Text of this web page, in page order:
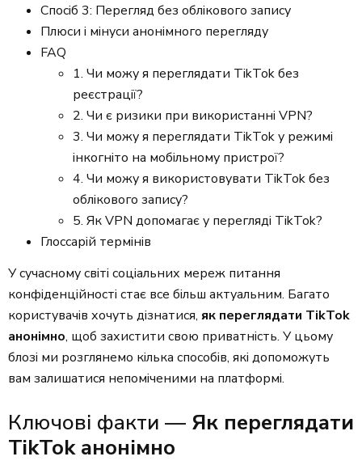
Спосіб 3: Перегляд без облікового запису
Плюси і мінуси анонімного перегляду
FAQ
1. Чи можу я переглядати TikTok без
реєстрації?
2. Чи є ризики при використанні VPN?
3. Чи можу я переглядати TikTok у режимі
інкогніто на мобільному пристрої?
4. Чи можу я використовувати TikTok без
облікового запису?
5. Як VPN допомагає у перегляді TikTok?
Глоссарій термінів
У сучасному світі соціальних мереж питання
конфіденційності стає все більш актуальним. Багато
користувачів хочуть дізнатися, як переглядати TikTok
анонімно, щоб захистити свою приватність. У цьому
блозі ми розглянемо кілька способів, які допоможуть
вам залишатися непоміченими на платформі.
Ключові факти — Як переглядати
TikTok анонімно